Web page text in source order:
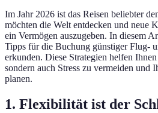
Im Jahr 2026 ist das Reisen beliebter
möchten die Welt entdecken und neue
ein Vermögen auszugeben. In diesem
Tipps für die Buchung günstiger Flug-
erkunden. Diese Strategien helfen
sondern auch Stress zu vermeiden und
planen.
1. Flexibilität ist der